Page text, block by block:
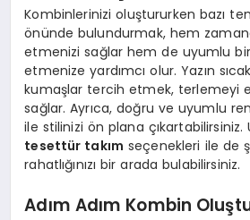
Kombinlerinizi oluştururken bazı
önünde bulundurmak, hem
etmenizi sağlar hem de uyumlu
etmenize yardımcı olur. Yazın
kumaşlar tercih etmek, terlemeyi
sağlar. Ayrıca, doğru ve uyumlu
ile stilinizi ön plana çıkartabilirsiniz.
tesettür takım seçenekleri ile de
rahatlığınızı bir arada bulabilirsiniz.
Adım Adım Kombin